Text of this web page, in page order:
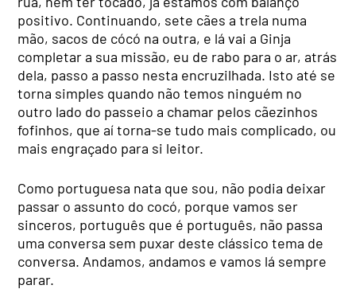
positivo. Continuando, sete cães a trela numa
mão, sacos de cócó na outra, e lá vai a Ginja
completar a sua missão, eu de rabo para o ar, atrás
dela, passo a passo nesta encruzilhada. Isto até se
torna simples quando não temos ninguém no
outro lado do passeio a chamar pelos cãezinhos
fofinhos, que aí torna-se tudo mais complicado, ou
mais engraçado para si leitor.
Como portuguesa nata que sou, não podia deixar
passar o assunto do cocó, porque vamos ser
sinceros, português que é português, não passa
uma conversa sem puxar deste clássico tema de
conversa. Andamos, andamos e vamos lá sempre
parar.